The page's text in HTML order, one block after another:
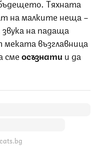
Тяхната
на малките неща –
на падаща
възглавница
смеосъзнати и да